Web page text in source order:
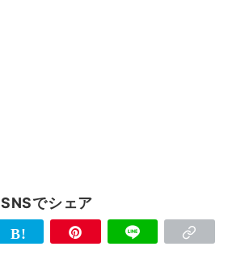
SNSでシェア